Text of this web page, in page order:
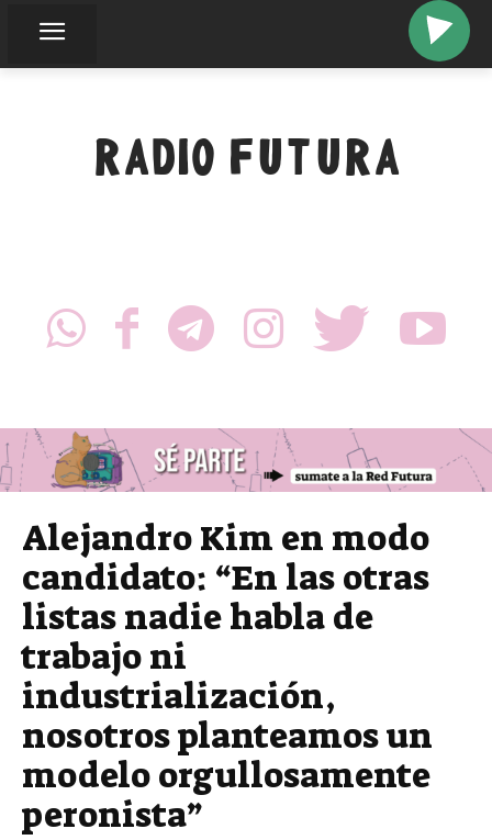
RADIO FUTURA
Alejandro Kim en modo
candidato: “En las otras
listas nadie habla de
trabajo ni
industrialización,
nosotros planteamos un
modelo orgullosamente
peronista”